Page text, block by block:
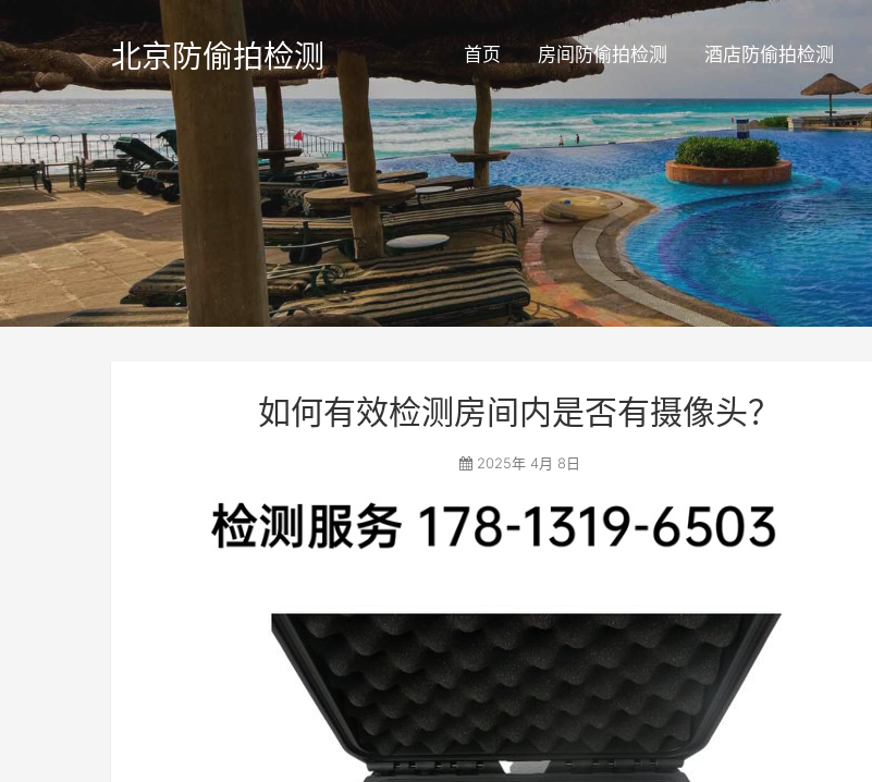
北京防偷拍检测 首页 房间防偷拍检测 酒店防偷拍检测
如何有效检测房间内是否有摄像头？
2025年 4月 8日